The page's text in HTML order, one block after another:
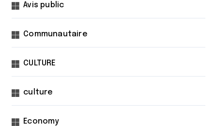
u
b
i
a
Avis public
Communautaire
CULTURE
culture
Economy